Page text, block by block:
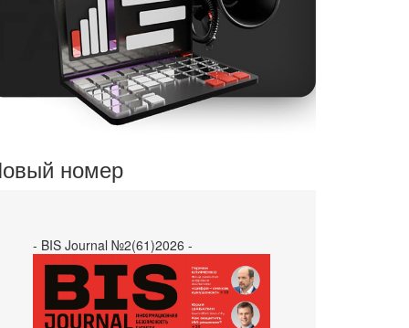
номер
- BIS Journal №2(61)2026 -